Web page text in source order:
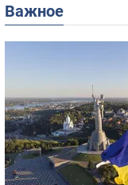
Важное